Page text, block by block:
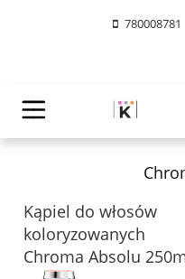
780008781
Kąpiel do włosów
koloryzowanych
Chroma Absolu